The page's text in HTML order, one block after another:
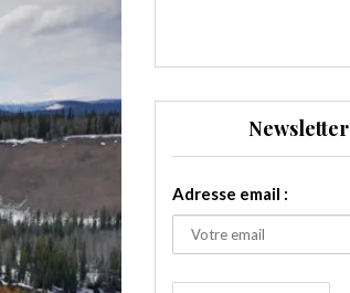
Newsletter
Adresse email :